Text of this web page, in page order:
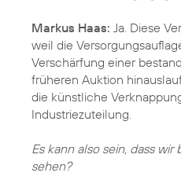
Markus Haas: Ja. Diese
weil die
Verschärfung einer
früheren Auktion
die künstliche
Industriezuteilung.
Es kann also sein, dass
sehen?